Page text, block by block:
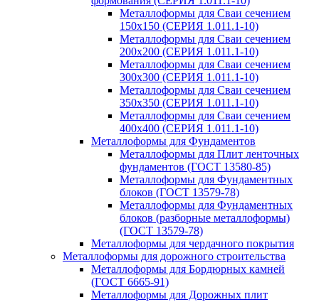
Металлоформы для Сваи сечением
150х150 (СЕРИЯ 1.011.1-10)
Металлоформы для Сваи сечением
200х200 (СЕРИЯ 1.011.1-10)
Металлоформы для Сваи сечением
300х300 (СЕРИЯ 1.011.1-10)
Металлоформы для Сваи сечением
350х350 (СЕРИЯ 1.011.1-10)
Металлоформы для Сваи сечением
400х400 (СЕРИЯ 1.011.1-10)
Металлоформы для Фундаментов
Металлоформы для Плит ленточных
фундаментов (ГОСТ 13580-85)
Металлоформы для Фундаментных
блоков (ГОСТ 13579-78)
Металлоформы для Фундаментных
блоков (разборные металлоформы)
(ГОСТ 13579-78)
Металлоформы для чердачного покрытия
Металлоформы для дорожного строительства
Металлоформы для Бордюрных камней
(ГОСТ 6665-91)
Металлоформы для Дорожных плит